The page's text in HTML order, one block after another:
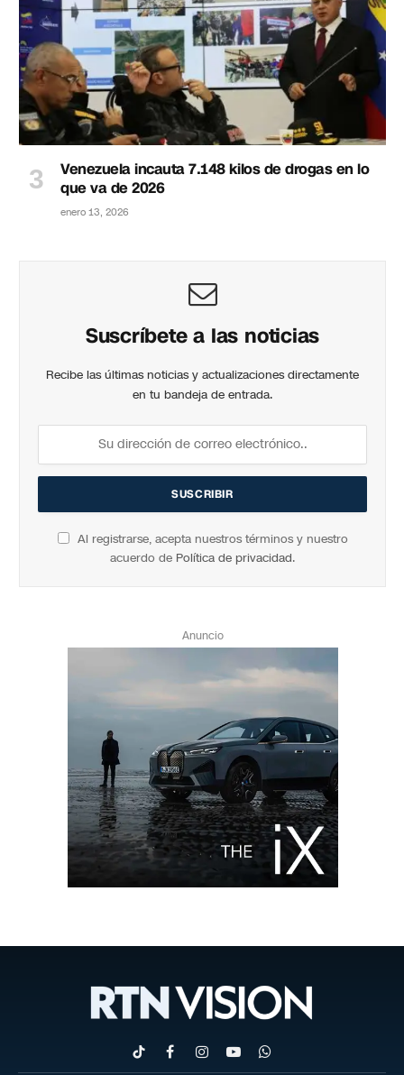
Venezuela incauta 7.148 kilos de drogas en lo
que va de 2026
enero 13, 2026
Suscríbete a las noticias
Recibe las últimas noticias y actualizaciones directamente
en tu bandeja de entrada.
Al registrarse, acepta nuestros términos y nuestro
acuerdo de Política de privacidad.
Anuncio
TikTokFacebookInstagram
YouTubeWhatsApp